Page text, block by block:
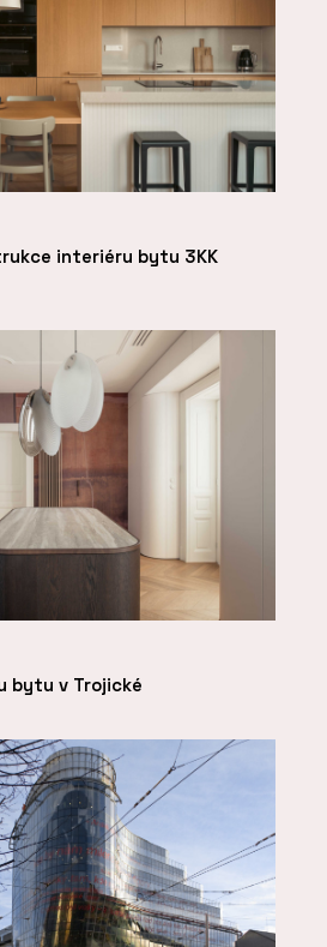
interiéru bytu 3KK
bytu v Trojické